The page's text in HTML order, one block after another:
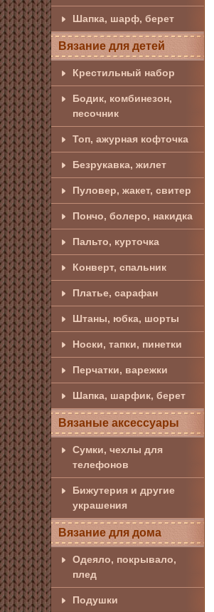
Шапка, шарф, берет
Вязание для детей
Крестильный набор
Бодик, комбинезон,
песочник
Топ, ажурная кофточка
Безрукавка, жилет
Пуловер, жакет, свитер
Пончо, болеро, накидка
Пальто, курточка
Конверт, спальник
Платье, сарафан
Штаны, юбка, шорты
Носки, тапки, пинетки
Перчатки, варежки
Шапка, шарфик, берет
Вязаные аксессуары
Сумки, чехлы для
телефонов
Бижутерия и другие
украшения
Вязание для дома
Одеяло, покрывало,
плед
Подушки